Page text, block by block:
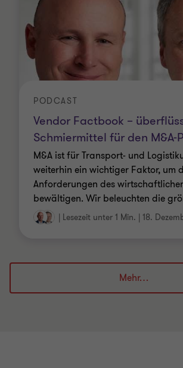
Vendor Factbook –
Schmiermittel für den M&A-
PODCAST
M&A ist für Transport- und
weiterhin ein wichtiger Faktor, um
Anforderungen des
bewältigen. Wir beleuchten die
| Lesezeit unter 1 Min. | 18.
Mehr…